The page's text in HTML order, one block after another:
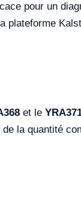
pour un
plateforme
et le
la quantité